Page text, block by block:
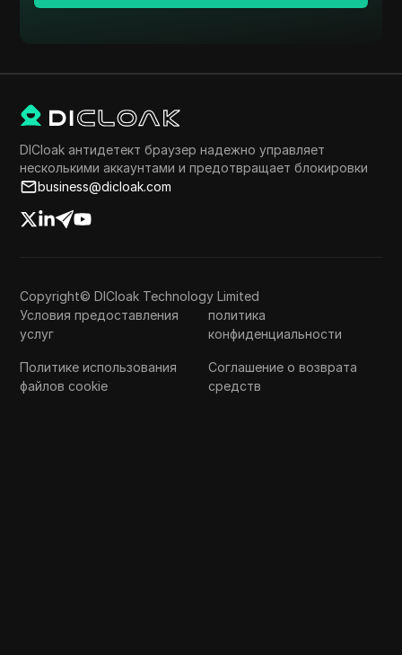
DICloak антидетект браузер надежно управляет
несколькими аккаунтами и предотвращает блокировки
business@dicloak.com
Copyright© DICloak Technology Limited
Условия предоставления
услуг
политика
конфиденциальности
Политике использования
файлов cookie
Соглашение о возврата
средств